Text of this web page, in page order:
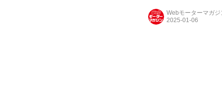
Webモーターマガジ